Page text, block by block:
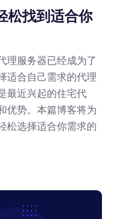
松找到适合你
理服务器已经成为了
适合自己需求的代理
最近兴起的住宅代
优势。本篇博客将为
松选择适合你需求的